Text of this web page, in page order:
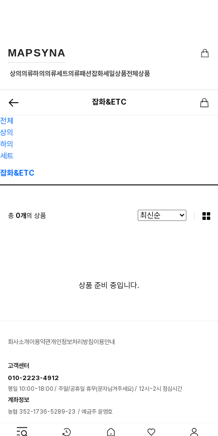
MAPSYNA
상의의류하의의류세트의류패션잡화세일상품전체상품
잡화&ETC
전체
상의
하의
세트
잡화&ETC
총 0개의 상품
상품 준비 중입니다.
회사소개 이용약관개인정보처리방침이용안내
에이치비(HB) 인터내셔날 사업자정보
고객센터
010-2223-4912
평일 10:00~18:00 주말/공휴일 휴무(문자남겨주세요) 12시~2시 점심시간
계좌정보
농협 352-1736-5289-23 예금주 윤영호